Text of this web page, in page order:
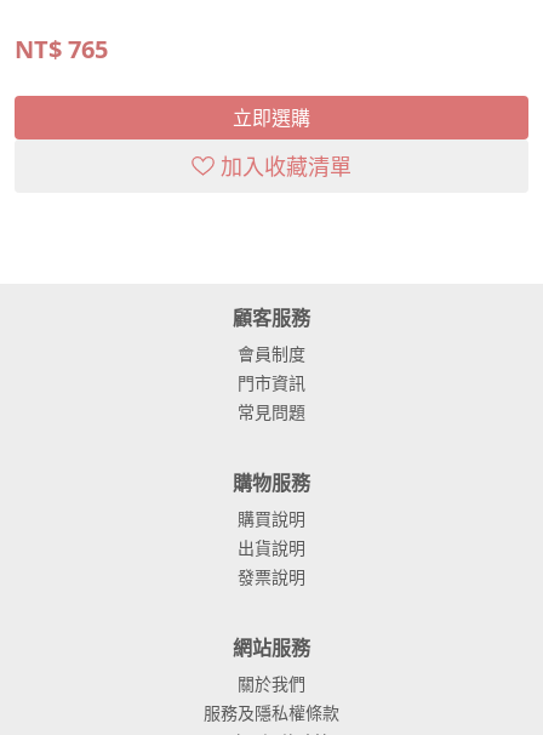
NT$765
立即選購
加入收藏清單
顧客服務
會員制度
門市資訊
常見問題
購物服務
購買說明
出貨說明
發票說明
網站服務
關於我們
服務及隱私權條款